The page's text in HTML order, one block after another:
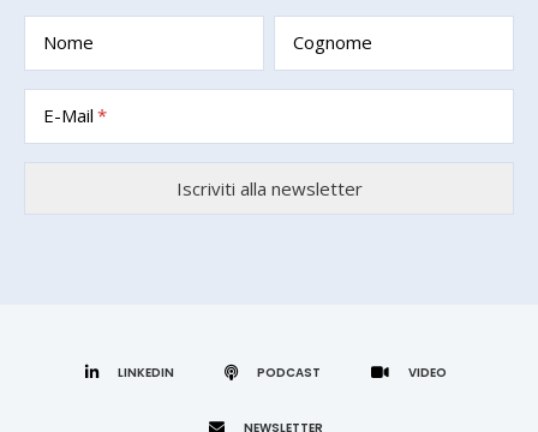
Nome Cognome
E-Mail
LINKEDIN